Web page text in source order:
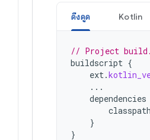
ดึงดูด Kotlin
// Project
buildscript {
ext.
...
dependencies
classpath
}
}